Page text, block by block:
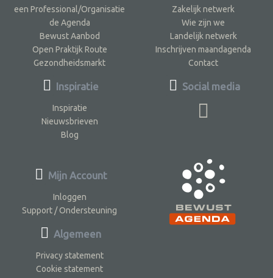
een Professional/Organisatie
de Agenda
Bewust Aanbod
Open Praktijk Route
Gezondheidsmarkt
Inspiratie
Inspiratie
Nieuwsbrieven
Blog
Zakelijk netwerk
Wie zijn we
Landelijk netwerk
Inschrijven maandagenda
Contact
Social media
Mijn Account
Inloggen
Support / Ondersteuning
Algemeen
Privacy statement
Cookie statement